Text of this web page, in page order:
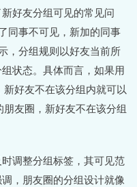
好友分组可见的常见问
同事不可见，新加的同事
，分组规则以好友当前所
状态。具体而言，如果用
新好友不在该分组内就可以
朋友圈，新好友不在该分组
调整分组标签，其可见范
，朋友圈的分组设计就像